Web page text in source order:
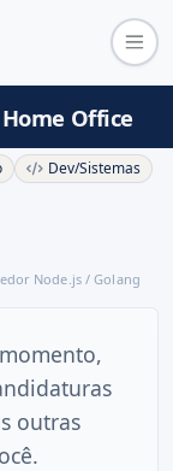
Office
Dev/Sistemas
Node.js / Golang
outras